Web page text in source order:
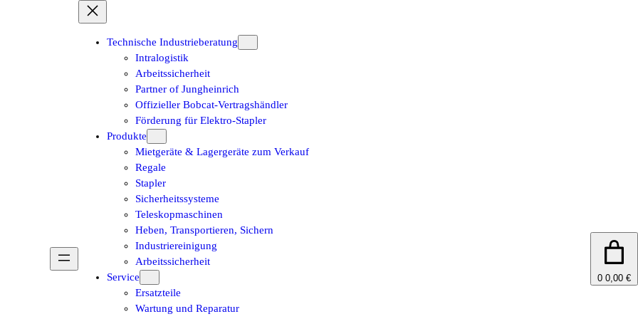
Technische Industrieberatung
Intralogistik
Arbeitssicherheit
Partner of Jungheinrich
Offizieller Bobcat-Vertragshändler
Förderung für Elektro-Stapler
Produkte
Mietgeräte & Lagergeräte zum Verkauf
Regale
Stapler
Sicherheitssysteme
Teleskopmaschinen
Heben, Transportieren, Sichern
Industriereinigung
Arbeitssicherheit
Service
Ersatzteile
Wartung und Reparatur
0 0,00 €